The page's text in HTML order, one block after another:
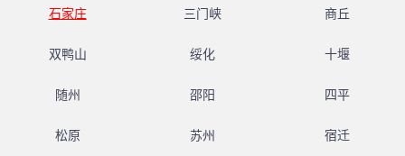
石家庄 三门峡 商丘
双鸭山 绥化 十堰
随州 邵阳 四平
松原 苏州 宿迁